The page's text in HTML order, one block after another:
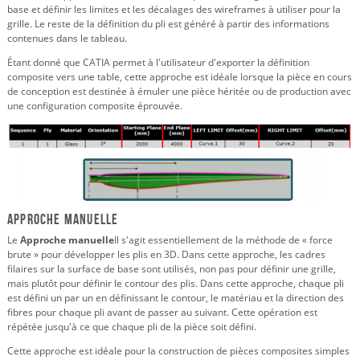
base et définir les limites et les décalages des wireframes à utiliser pour la
grille. Le reste de la définition du pli est généré à partir des informations
contenues dans le tableau.
Étant donné que CATIA permet à l'utilisateur d'exporter la définition
composite vers une table, cette approche est idéale lorsque la pièce en cours
de conception est destinée à émuler une pièce héritée ou de production avec
une configuration composite éprouvée.
Approche manuelle
Le Approche manuelleIl s'agit essentiellement de la méthode de « force
brute » pour développer les plis en 3D. Dans cette approche, les cadres
filaires sur la surface de base sont utilisés, non pas pour définir une grille,
mais plutôt pour définir le contour des plis. Dans cette approche, chaque pli
est défini un par un en définissant le contour, le matériau et la direction des
fibres pour chaque pli avant de passer au suivant. Cette opération est
répétée jusqu'à ce que chaque pli de la pièce soit défini.
Cette approche est idéale pour la construction de pièces composites simples